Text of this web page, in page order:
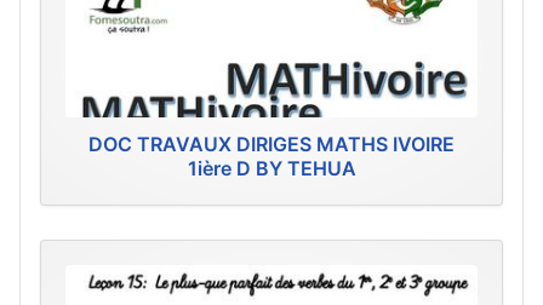
DOC TRAVAUX DIRIGES MATHS IVOIRE
1ière D BY TEHUA